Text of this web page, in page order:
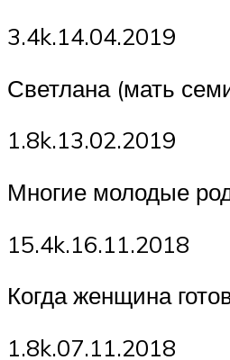
3.4k.14.04.2019
Светлана (мать
1.8k.13.02.2019
Многие молодые
15.4k.16.11.2018
Когда женщина
1.8k.07.11.2018